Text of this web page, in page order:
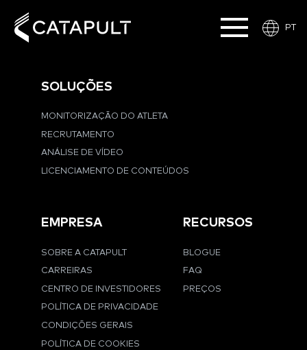
PT
SOLUÇÕES
MONITORIZAÇÃO DO ATLETA
RECRUTAMENTO
ANÁLISE DE VÍDEO
LICENCIAMENTO DE CONTEÚDOS
EMPRESA
SOBRE A CATAPULT
CARREIRAS
CENTRO DE INVESTIDORES
POLÍTICA DE PRIVACIDADE
CONDIÇÕES GERAIS
POLÍTICA DE COOKIES
RECURSOS
BLOGUE
FAQ
PREÇOS